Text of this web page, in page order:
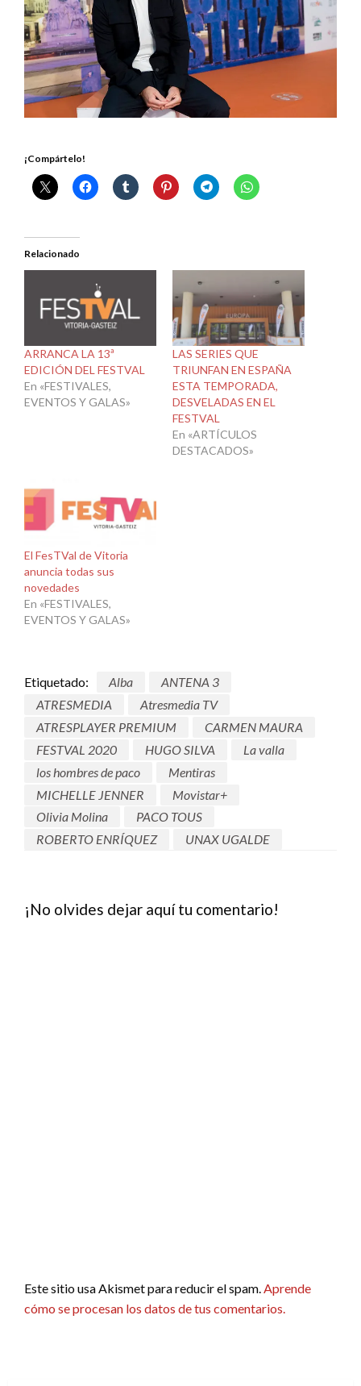
¡Compártelo!
Relacionado
ARRANCA LA 13ª
EDICIÓN DEL FESTVAL
En «FESTIVALES,
EVENTOS Y GALAS»
LAS SERIES QUE
TRIUNFAN EN ESPAÑA
ESTA TEMPORADA,
DESVELADAS EN EL
FESTVAL
En «ARTÍCULOS
DESTACADOS»
El FesTVal de Vitoria
anuncia todas sus
novedades
En «FESTIVALES,
EVENTOS Y GALAS»
Etiquetado: Alba
ANTENA 3
ATRESMEDIA
Atresmedia TV
ATRESPLAYER PREMIUM
CARMEN MAURA
FESTVAL 2020
HUGO SILVA
La valla
los hombres de paco
Mentiras
MICHELLE JENNER
Movistar+
Olivia Molina
PACO TOUS
ROBERTO ENRÍQUEZ
UNAX UGALDE
¡No olvides dejar aquí tu comentario!
Este sitio usa Akismet para reducir el spam.Aprende
cómo se procesan los datos de tus comentarios.